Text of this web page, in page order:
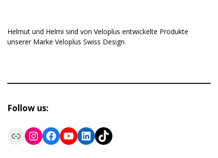
Helmut und Helmi sind von Veloplus entwickelte Produkte
unserer Marke Veloplus Swiss Design.
Follow us:
LinkInstagram
Facebook
YouTube
LinkedIn
TikTok